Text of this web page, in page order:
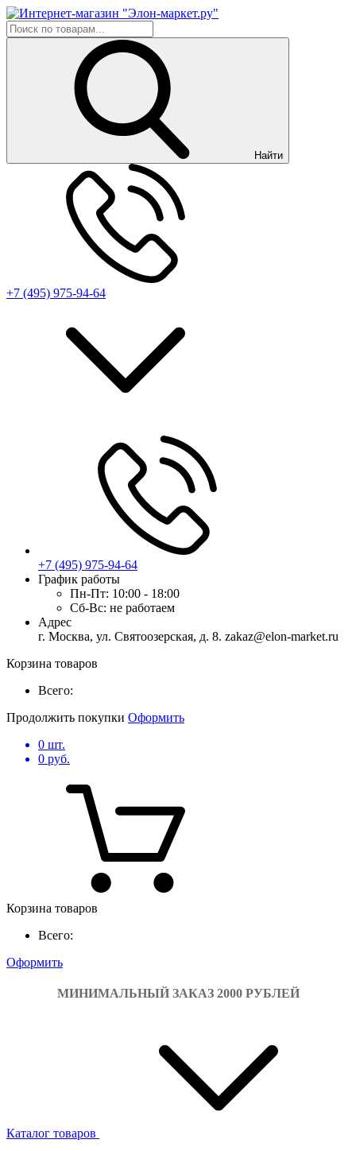
Найти
+7 (495) 975-94-64
+7 (495) 975-94-64
График работы
Пн-Пт: 10:00 - 18:00
Сб-Вс: не работаем
Адрес
г. Москва, ул. Святоозерская, д. 8. zakaz@elon-market.ru
Корзина товаров
Всего:
Продолжить покупки Оформить
0 шт.
0 руб.
Корзина товаров
Всего:
Оформить
МИНИМАЛЬНЫЙ ЗАКАЗ 2000 РУБЛЕЙ
Каталог товаров